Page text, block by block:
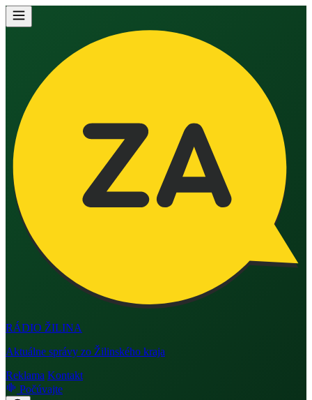
RÁDIO ŽILINA
Aktuálne správy zo Žilinského kraja
Reklama Kontakt
Počúvajte